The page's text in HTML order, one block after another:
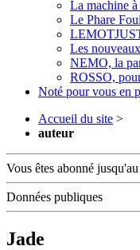
La machine
Le Phare
Les
NEMO, la
ROSSO,
Noté pour vous en
Accueil du site >
auteur
Vous êtes abonné jusqu'au
Données publiques
Jade